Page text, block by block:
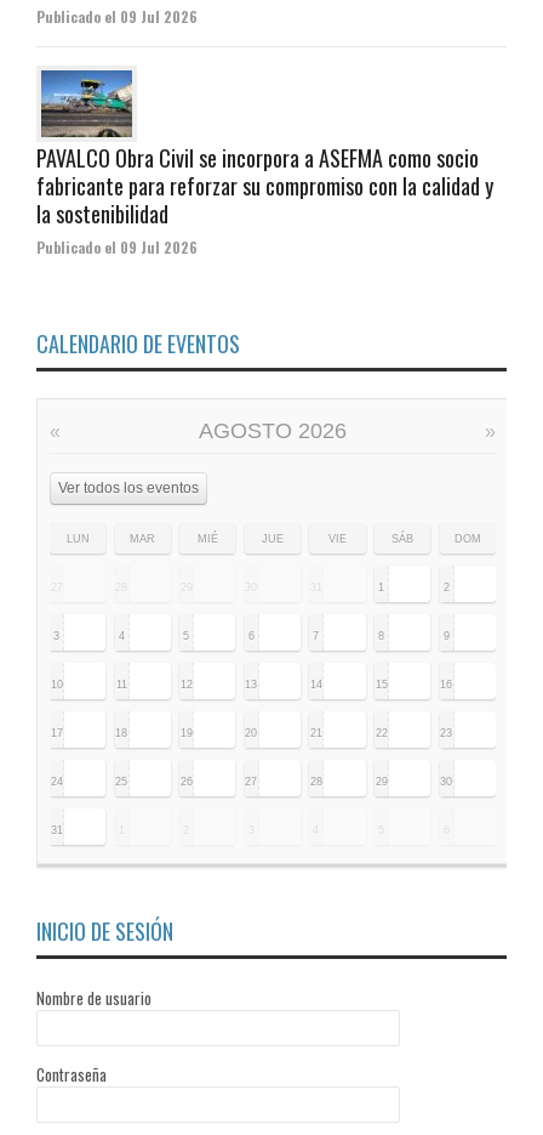
Publicado el 09 Jul 2026
PAVALCO Obra Civil se incorpora a ASEFMA como socio
fabricante para reforzar su compromiso con la calidad y
la sostenibilidad
Publicado el 09 Jul 2026
CALENDARIO DE EVENTOS
« AGOSTO 2026 »
Ver todos los eventos
LUN MAR MIÉ JUE VIE SÁB DOM
1 2
3 4 5 6 7 8 9
10 11 12 13 14 15 16
17 18 19 20 21 22 23
24 25 26 27 28 29 30
31 5
INICIO DE SESIÓN
Nombre de usuario
Contraseña